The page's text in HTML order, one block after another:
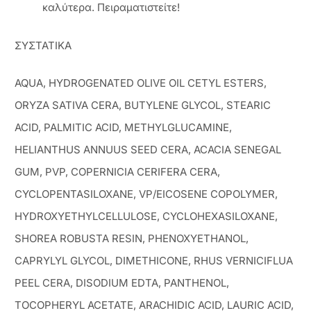
καλύτερα. Πειραματιστείτε!
ΣΥΣΤΑΤΙΚΑ
AQUA, HYDROGENATED OLIVE OIL CETYL ESTERS,
ORYZA SATIVA CERA, BUTYLENE GLYCOL, STEARIC
ACID, PALMITIC ACID, METHYLGLUCAMINE,
HELIANTHUS ANNUUS SEED CERA, ACACIA SENEGAL
GUM, PVP, COPERNICIA CERIFERA CERA,
CYCLOPENTASILOXANE, VP/EICOSENE COPOLYMER,
HYDROXYETHYLCELLULOSE, CYCLOHEXASILOXANE,
SHOREA ROBUSTA RESIN, PHENOXYETHANOL,
CAPRYLYL GLYCOL, DIMETHICONE, RHUS VERNICIFLUA
PEEL CERA, DISODIUM EDTA, PANTHENOL,
TOCOPHERYL ACETATE, ARACHIDIC ACID, LAURIC ACID,